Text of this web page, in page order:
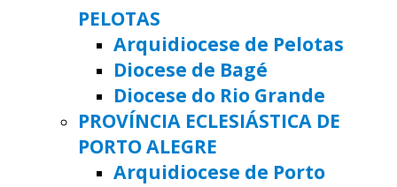
PELOTAS
Arquidiocese de Pelotas
Diocese de Bagé
Diocese do Rio Grande
PROVÍNCIA ECLESIÁSTICA DE
PORTO ALEGRE
Arquidiocese de Porto